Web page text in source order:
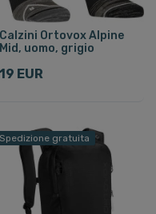
Calzini Ortovox Alpine
Mid, uomo, grigio
19 EUR
Spedizione gratuita